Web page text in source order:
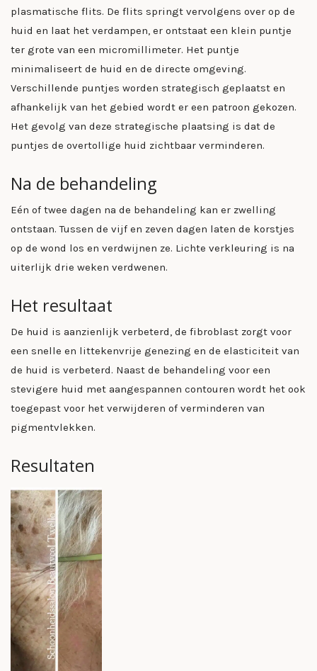
plasmatische flits. De flits springt vervolgens over op de
huid en laat het verdampen, er ontstaat een klein puntje
ter grote van een micromillimeter. Het puntje
minimaliseert de huid en de directe omgeving.
Verschillende puntjes worden strategisch geplaatst en
afhankelijk van het gebied wordt er een patroon gekozen.
Het gevolg van deze strategische plaatsing is dat de
puntjes de overtollige huid zichtbaar verminderen.
Na de behandeling
Eén of twee dagen na de behandeling kan er zwelling
ontstaan. Tussen de vijf en zeven dagen laten de korstjes
op de wond los en verdwijnen ze. Lichte verkleuring is na
uiterlijk drie weken verdwenen.
Het resultaat
De huid is aanzienlijk verbeterd, de fibroblast zorgt voor
een snelle en littekenvrije genezing en de elasticiteit van
de huid is verbeterd. Naast de behandeling voor een
stevigere huid met aangespannen contouren wordt het ook
toegepast voor het verwijderen of verminderen van
pigmentvlekken.
Resultaten